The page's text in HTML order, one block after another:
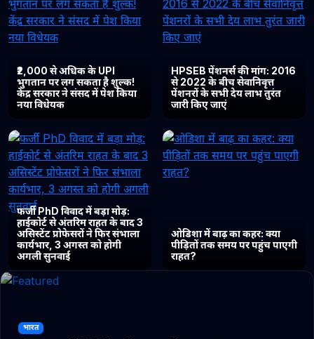
₹2,000 से अधिक के UPI
भुगतान पर लग सकता है शुल्क!
केंद्र सरकार ने संसद में पेश किया
नया विधेयक
HPSEB पेंशनर्स की मांग: 2016
से 2022 के बीच सेवानिवृत्त
पेंशनरों के सभी देय लाभ तुरंत
जारी किए जाएं
फर्जी PhD विवाद में बड़ा मोड़:
हाईकोर्ट से अंतरिम राहत के बाद 3
असिस्टेंट प्रोफेसरों ने फिर संभाला
कार्यभार, 3 अगस्त को होगी
अगली सुनवाई
ओडिशा में बाढ़ का कहर: क्या
पीड़ितों तक समय पर पहुंच पाएगी
राहत?
भारत